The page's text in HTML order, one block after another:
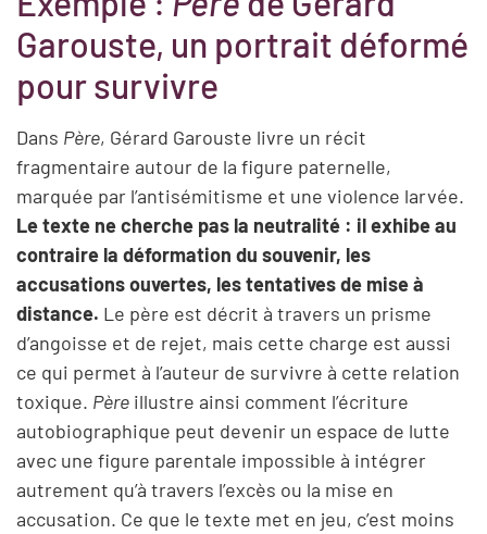
Garouste, un portrait déformé
pour survivre
Dans Père, Gérard Garouste livre un récit
fragmentaire autour de la figure paternelle,
marquée par l’antisémitisme et une violence larvée.
Le texte ne cherche pas la neutralité : il exhibe au
contraire la déformation du souvenir, les
accusations ouvertes, les tentatives de mise à
distance. Le père est décrit à travers un prisme
d’angoisse et de rejet, mais cette charge est aussi
ce qui permet à l’auteur de survivre à cette relation
toxique. Père illustre ainsi comment l’écriture
autobiographique peut devenir un espace de lutte
avec une figure parentale impossible à intégrer
autrement qu’à travers l’excès ou la mise en
accusation. Ce que le texte met en jeu, c’est moins